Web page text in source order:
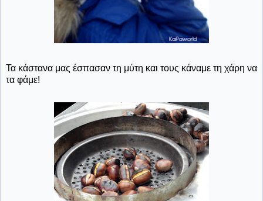
Τα κάστανα μας έσπασαν τη μύτη και τους κάναμε τη χάρη να
τα φάμε!